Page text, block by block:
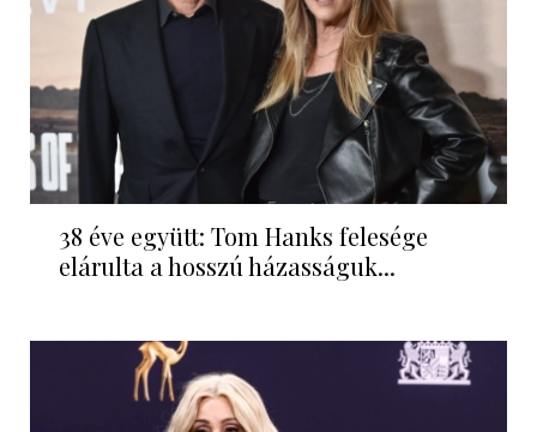
38 éve együtt: Tom Hanks felesége
elárulta a hosszú házasságuk...